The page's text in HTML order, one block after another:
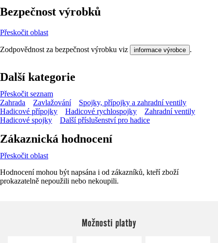
Bezpečnost výrobků
Přeskočit oblast
Zodpovědnost za bezpečnost výrobku viz informace výrobce .
Další kategorie
Přeskočit seznam
Zahrada
Zavlažování
Spojky, přípojky a zahradní ventily
Hadicové přípojky
Hadicové rychlospojky
Zahradní ventily
Hadicové spojky
Další příslušenství pro hadice
Zákaznická hodnocení
Přeskočit oblast
Hodnocení mohou být napsána i od zákazníků, kteří zboží
prokazatelně nepoužili nebo nekoupili.
Možnosti platby